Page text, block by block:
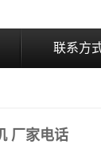
联系方
厂家电话